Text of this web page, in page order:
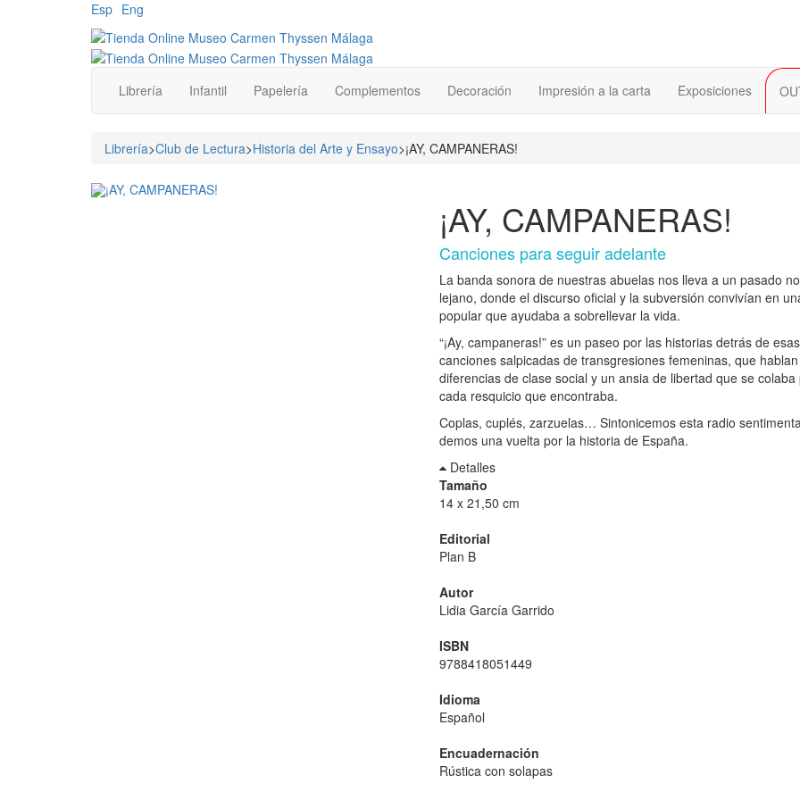
Esp Eng
Librería Infantil Papelería Complementos Decoración Impresión a la carta Exposiciones
Librería>Club de Lectura>Historia del Arte y Ensayo>¡AY, CAMPANERAS!
¡AY, CAMPANERAS!
Canciones para seguir adelante
La banda sonora de nuestras abuelas nos lleva a un pasado
lejano, donde el discurso oficial y la subversión convivían en
popular que ayudaba a sobrellevar la vida.
“¡Ay, campaneras!” es un paseo por las historias detrás de esas
canciones salpicadas de transgresiones femeninas, que
diferencias de clase social y un ansia de libertad que se colaba
cada resquicio que encontraba.
Coplas, cuplés, zarzuelas… Sintonicemos esta radio
demos una vuelta por la historia de España.
Detalles
Tamaño
14 x 21,50 cm
Editorial
Plan B
Autor
Lidia García Garrido
ISBN
9788418051449
Idioma
Español
Encuadernación
Rústica con solapas